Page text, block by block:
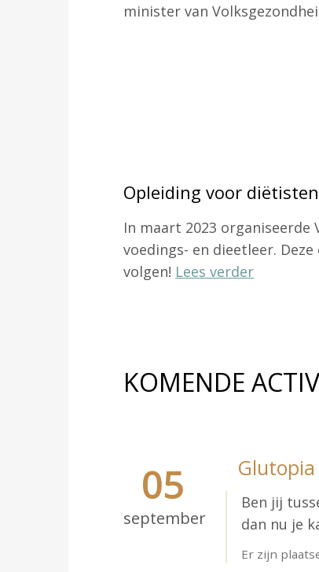
minister van
Opleiding voor diëtisten
In maart 2023
voedings- en dieetleer.
volgen! Lees verder
KOMENDE
05
september
Er zijn
Ben jij
dan nu je